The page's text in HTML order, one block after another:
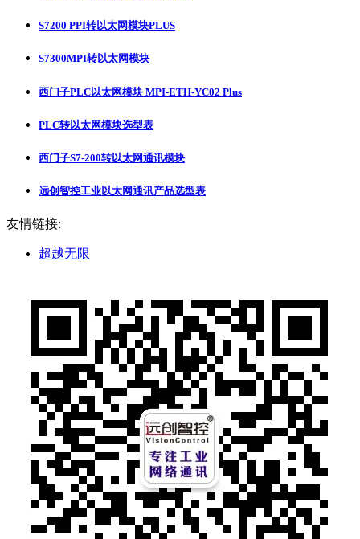
S7200 PPI转以太网模块PLUS
S7300MPI转以太网模块
西门子PLC以太网模块 MPI-ETH-YC02 Plus
PLC转以太网模块选型表
西门子S7-200转以太网通讯模块
远创智控工业以太网通讯产品选型表
友情链接:
超越无限